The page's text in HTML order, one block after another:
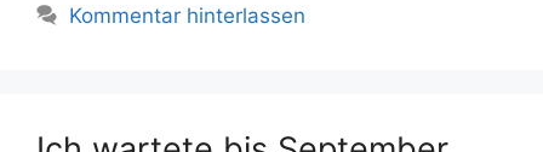
Kommentar hinterlassen